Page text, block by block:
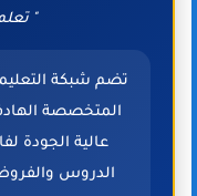
"
تضم شبكة
المتخصصة
عالية الجودة
الدروس والفروض